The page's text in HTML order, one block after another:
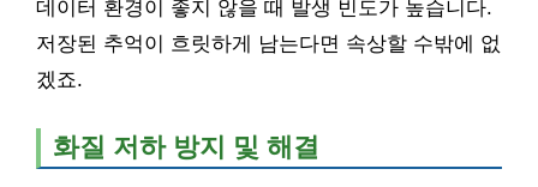
데이터 환경이 좋지 않을 때 발생 빈도가 높습니다.
저장된 추억이 흐릿하게 남는다면 속상할 수밖에 없
겠죠.
화질 저하 방지 및 해결